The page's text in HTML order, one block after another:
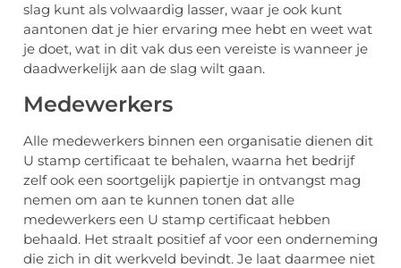
slag kunt als volwaardig lasser, waar je ook kunt
aantonen dat je hier ervaring mee hebt en weet wat
je doet, wat in dit vak dus een vereiste is wanneer je
daadwerkelijk aan de slag wilt gaan.
Medewerkers
Alle medewerkers binnen een organisatie dienen dit
U stamp certificaat te behalen, waarna het bedrijf
zelf ook een soortgelijk papiertje in ontvangst mag
nemen om aan te kunnen tonen dat alle
medewerkers een U stamp certificaat hebben
behaald. Het straalt positief af voor een onderneming
die zich in dit werkveld bevindt. Je laat daarmee niet